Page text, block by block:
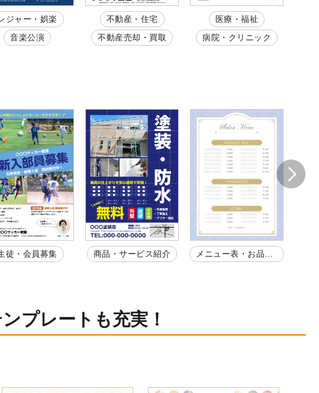
ジャー・娯楽
音楽公演
不動産・住宅
不動産売却・買取
医療・福祉
病院・クリニック
徒・会員募集 商品・サービス紹介
メニュー表・お品書
き
プレートも充実！